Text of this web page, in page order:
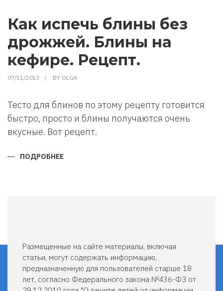
Как испечь блины без
дрожжей. Блины на
кефире. Рецепт.
07/11/2013 BY OLGA
Тесто для блинов по этому рецепту готовится
быстро, просто и блины получаются очень
вкусные. Вот рецепт.
ПОДРОБНЕЕ
Размещенные на сайте материалы, включая
статьи, могут содержать информацию,
предназначенную для пользователей старше 18
лет, согласно Федерального закона №436-ФЗ от